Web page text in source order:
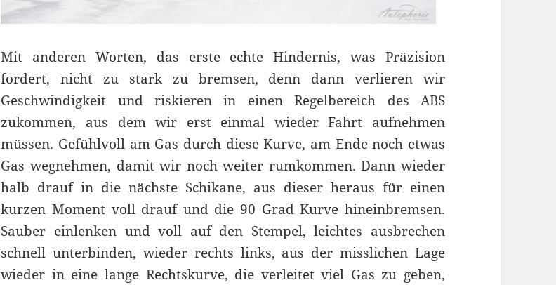
Mit anderen Worten, das erste echte Hindernis, was Präzision
fordert, nicht zu stark zu bremsen, denn dann verlieren wir
Geschwindigkeit und riskieren in einen Regelbereich des ABS
zukommen, aus dem wir erst einmal wieder Fahrt aufnehmen
müssen. Gefühlvoll am Gas durch diese Kurve, am Ende noch etwas
Gas wegnehmen, damit wir noch weiter rumkommen. Dann wieder
halb drauf in die nächste Schikane, aus dieser heraus für einen
kurzen Moment voll drauf und die 90 Grad Kurve hineinbremsen.
Sauber einlenken und voll auf den Stempel, leichtes ausbrechen
schnell unterbinden, wieder rechts links, aus der misslichen Lage
wieder in eine lange Rechtskurve, die verleitet viel Gas zu geben,